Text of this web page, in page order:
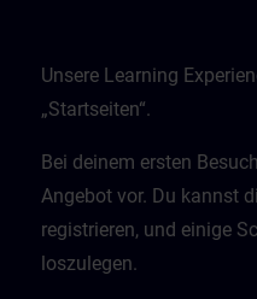
Unsere Learning
„Startseiten“.
Bei deinem ersten
Angebot vor. Du kannst
registrieren, und einige
loszulegen.